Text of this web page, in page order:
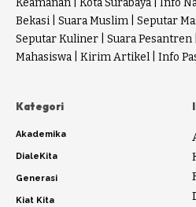
Keamanan
Kota Surabaya Info
Bekasi
Suara Muslim Seputar
Seputar Kuliner
Suara Pesantren
Mahasiswa
Kirim Artikel Info
Kategori
Akademika
DialeKita
Generasi
Kiat Kita